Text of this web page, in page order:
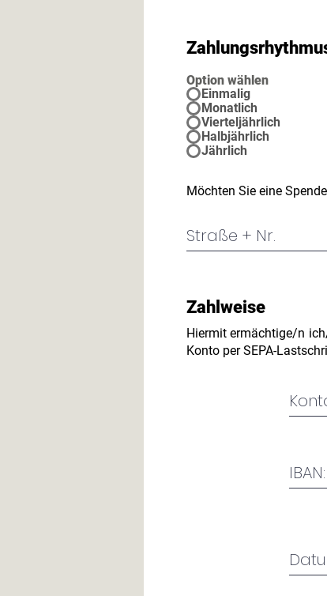
Option wählen
Einmalig
Monatlich
Vierteljährlich
Halbjährlich
Jährlich
Möchten Sie eine
Zahlweise
Hiermit ermächtige/n
Konto per SEPA-